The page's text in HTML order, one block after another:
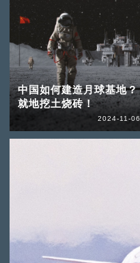
中国如何建造月球基地？
就地挖土烧砖！
2024-11-06